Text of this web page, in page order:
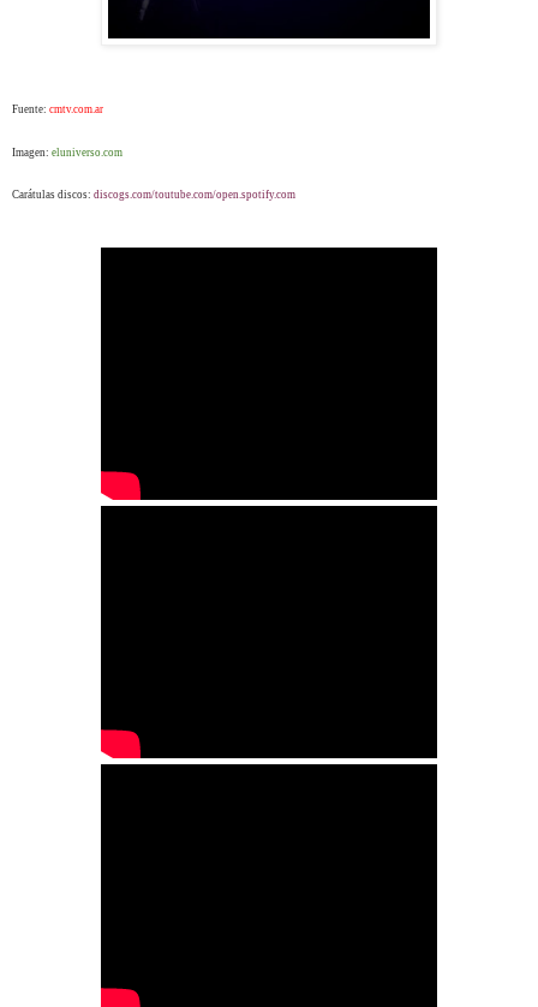
Fuente: cmtv.com.ar
Imagen: eluniverso.com
Carátulas discos: discogs.com/toutube.com/open.spotify.com